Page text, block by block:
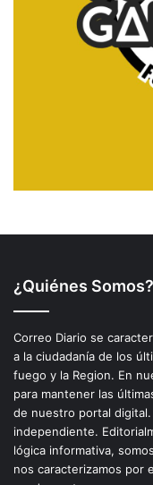
¿Quiénes Somos?
Correo Diario se
a la ciudadanía de los
fuego y la Region. En
para mantener las
de nuestro portal
independiente.
lógica informativa,
nos caracterizamos por